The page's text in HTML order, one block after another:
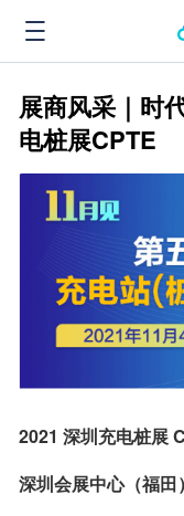
展商风采｜时
电桩展CPTE
2021 深圳充电桩展
深圳会展中心（福田）